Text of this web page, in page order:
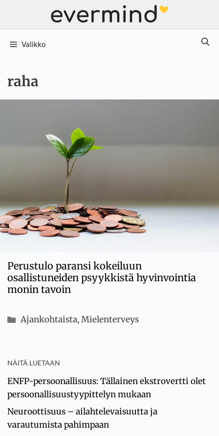
Valikko
raha
Perustulo paransi kokeiluun
osallistuneiden psyykkistä hyvinvointia
monin tavoin
Kategoriat
Ajankohtaista,Mielenterveys
NÄITÄ LUETAAN
ENFP-persoonallisuus: Tällainen ekstrovertti olet
persoonallisuustyypittelyn mukaan
Neuroottisuus – ailahtelevaisuutta ja
varautumista pahimpaan